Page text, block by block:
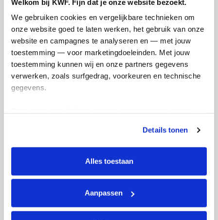
Welkom bij KWF. Fijn dat je onze website bezoekt.
We gebruiken cookies en vergelijkbare technieken om
onze website goed te laten werken, het gebruik van onze
website en campagnes te analyseren en — met jouw
toestemming — voor marketingdoeleinden. Met jouw
toestemming kunnen wij en onze partners gegevens
verwerken, zoals surfgedrag, voorkeuren en technische
gegevens.
tonen. Je kunt je toestemming op elk moment wijzigen of
intrekken via Cookie instellingen onderaan de pagina. De
lijst met cookies is te vinden in het tabblad “details”.
Details tonen
Alles toestaan
Aanpassen
Deel op
Dominique's badges